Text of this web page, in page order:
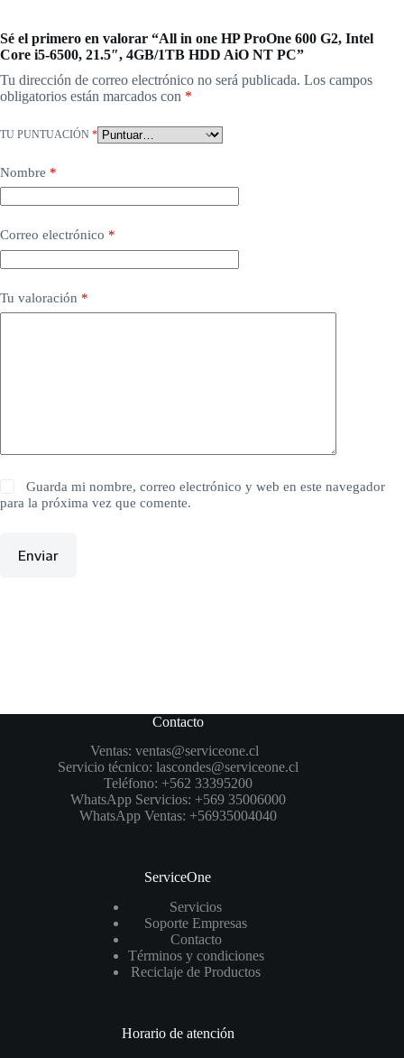
Sé el primero en valorar “All in one HP ProOne 600 G2, Intel
Core i5-6500, 21.5″, 4GB/1TB HDD AiO NT PC”
Tu dirección de correo electrónico no será publicada. Los campos
obligatorios están marcados con *
TU PUNTUACIÓN *
Nombre *
Correo electrónico *
Tu valoración *
Guarda mi nombre, correo electrónico y web en este navegador
para la próxima vez que comente.
Enviar
Contacto
Ventas: ventas@serviceone.cl
Servicio técnico: lascondes@serviceone.cl
Teléfono: +562 33395200
WhatsApp Servicios: +569 35006000
WhatsApp Ventas: +56935004040
ServiceOne
Servicios
Soporte Empresas
Contacto
Términos y condiciones
Reciclaje de Productos
Horario de atención